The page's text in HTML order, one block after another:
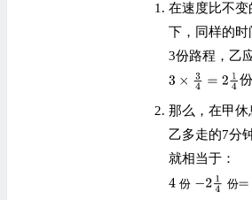
在速度比不变
下，同样的时
3份路程，乙
那么，在甲休
乙多走的7分
就相当于：
份 份